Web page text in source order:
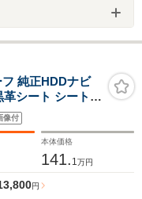
純正HDDナビ
シート シートベ
電動サンシェー
イト 純正19イ
像付
本体価格
141. 1万円
円